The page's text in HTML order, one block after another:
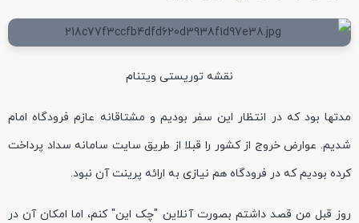
نقشه توریستی ویتنام
مدتها بود که در انتظار این سفر بودیم و مشتاقانه عازم فرودگاه امام
شدیم. عوارض خروج از کشور را قبلا از طریق سایت سامانه سداد پرداخت
کرده بودیم که در فرودگاه هم نیازی به ارائه پرینت آن نبود.
روز قبل من قصد داشتم بصورت آنلاین "چک این" کنم، اما امکان آن در